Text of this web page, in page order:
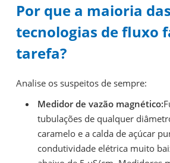
Por que a maioria das
tecnologias de fluxo
tarefa?
Analise os suspeitos de sempre:
Medidor de vazão magnético:
tubulações de qualquer
caramelo e a calda de açúcar
condutividade elétrica muito